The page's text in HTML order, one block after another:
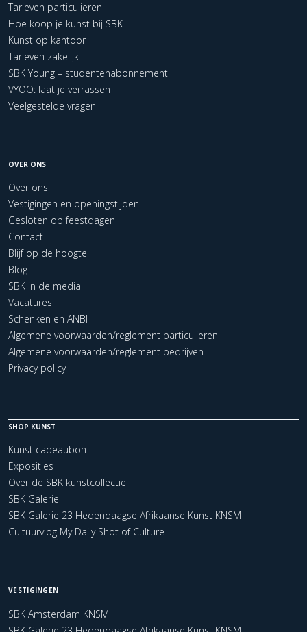
Tarieven particulieren
Hoe koop je kunst bij SBK
Kunst op kantoor
Tarieven zakelijk
SBK Young – studentenabonnement
VYOO: laat je verrassen
Veelgestelde vragen
OVER ONS
Over ons
Vestigingen en openingstijden
Gesloten op feestdagen
Contact
Blijf op de hoogte
Blog
SBK in de media
Vacatures
Schenken en ANBI
Algemene voorwaarden/reglement particulieren
Algemene voorwaarden/reglement bedrijven
Privacy policy
SHOP KUNST
Kunst cadeaubon
Exposities
Over de SBK kunstcollectie
SBK Galerie
SBK Galerie 23 Hedendaagse Afrikaanse Kunst KNSM
Cultuurvlog My Daily Shot of Culture
VESTIGINGEN
SBK Amsterdam KNSM